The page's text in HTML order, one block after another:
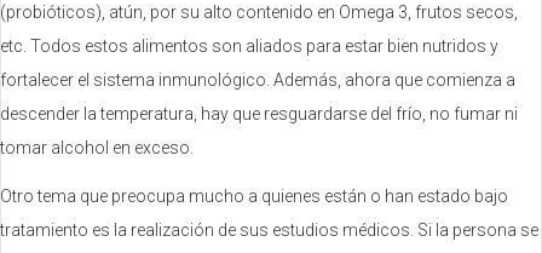
(probióticos), atún, por su alto contenido en Omega 3, frutos secos,
etc. Todos estos alimentos son aliados para estar bien nutridos y
fortalecer el sistema inmunológico. Además, ahora que comienza a
descender la temperatura, hay que resguardarse del frío, no fumar ni
tomar alcohol en exceso.
Otro tema que preocupa mucho a quienes están o han estado bajo
tratamiento es la realización de sus estudios médicos. Si la persona se